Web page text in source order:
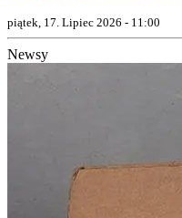
piątek, 17. Lipiec 2026 - 11:00
Newsy